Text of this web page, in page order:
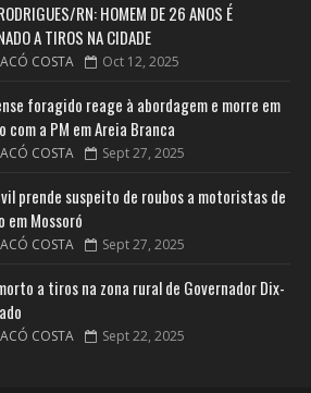
RN: HOMEM DE 26 ANOS É
A TIROS NA CIDADE
COSTA Oct 12, 2025
foragido reage à abordagem e morre em
a PM em Areia Branca
COSTA Sept 27, 2025
prende suspeito de roubos a motoristas de
Mossoró
COSTA Sept 27, 2025
a tiros na zona rural de Governador Dix-
COSTA Sept 22, 2025